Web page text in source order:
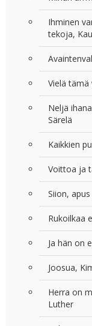
Ihminen
tekoja,
Vielä tämä
Neljä
Särelä
Kaikkien
Voittoa ja
Siion,
Rukoilkaa
Ja hän on
Joosua,
Herra on
Luther